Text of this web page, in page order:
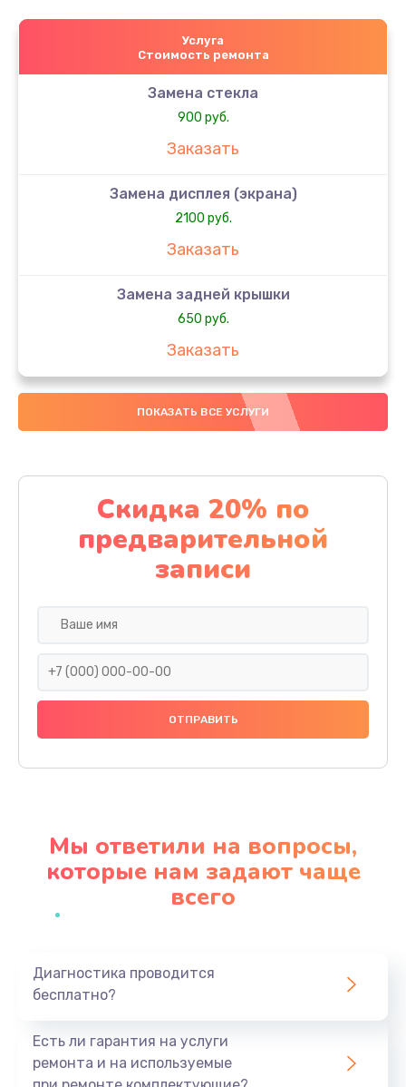
Услуга
Стоимость ремонта
Замена стекла
900 руб.
Заказать
Замена дисплея (экрана)
2100 руб.
Заказать
Замена задней крышки
650 руб.
Заказать
Замена аккумулятора
4000 руб.
Замена материнской платы
1100 руб.
Заказать
Замена праймера
1000 руб.
Заказать
Профилактическая чистка
Заказать
ПОКАЗАТЬ ВСЕ УСЛУГИ
Скидка 20% по
предварительной
записи
Мы ответили на вопросы,
которые нам задают чаще
всего
Диагностика проводится
бесплатно?
Есть ли гарантия на услуги
ремонта и на используемые